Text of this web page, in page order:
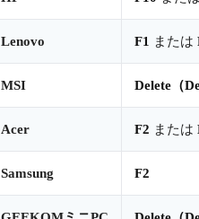
Lenovo F1 または
MSI Delete（
Acer F2 または
Samsung F2